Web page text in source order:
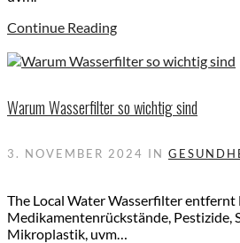
Continue Reading
Warum Wasserfilter so wichtig sind
3. NOVEMBER 2024 IN
The Local Water Wasserfilter entfernt
Medikamentenrückstände, Pestizide,
Mikroplastik, uvm…